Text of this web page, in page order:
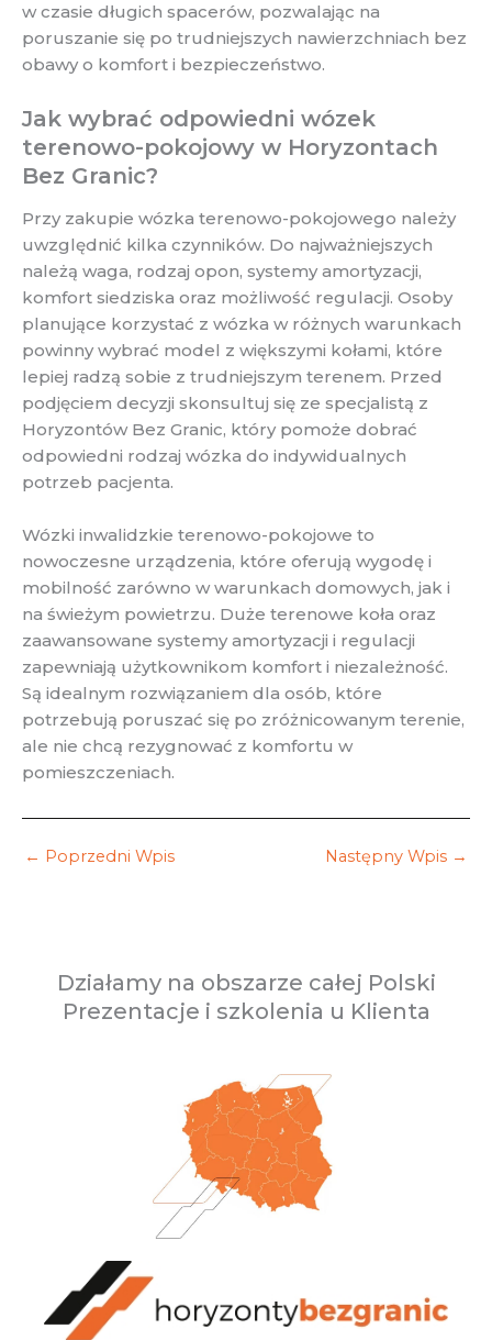
w czasie długich spacerów, pozwalając na
poruszanie się po trudniejszych nawierzchniach bez
obawy o komfort i bezpieczeństwo.
Jak wybrać odpowiedni wózek
terenowo-pokojowy w Horyzontach
Bez Granic?
Przy zakupie wózka terenowo-pokojowego należy
uwzględnić kilka czynników. Do najważniejszych
należą waga, rodzaj opon, systemy amortyzacji,
komfort siedziska oraz możliwość regulacji. Osoby
planujące korzystać z wózka w różnych warunkach
powinny wybrać model z większymi kołami, które
lepiej radzą sobie z trudniejszym terenem. Przed
podjęciem decyzji skonsultuj się ze specjalistą z
Horyzontów Bez Granic, który pomoże dobrać
odpowiedni rodzaj wózka do indywidualnych
potrzeb pacjenta.
Wózki inwalidzkie terenowo-pokojowe to
nowoczesne urządzenia, które oferują wygodę i
mobilność zarówno w warunkach domowych, jak i
na świeżym powietrzu. Duże terenowe koła oraz
zaawansowane systemy amortyzacji i regulacji
zapewniają użytkownikom komfort i niezależność.
Są idealnym rozwiązaniem dla osób, które
potrzebują poruszać się po zróżnicowanym terenie,
ale nie chcą rezygnować z komfortu w
pomieszczeniach.
← Poprzedni Wpis Następny Wpis →
Działamy na obszarze całej Polski
Prezentacje i szkolenia u Klienta